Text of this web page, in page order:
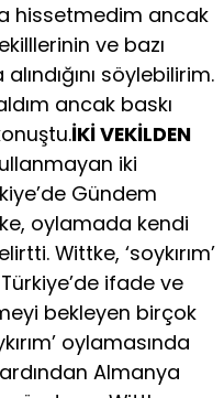
hissetmedim ancak
ve bazı
söylebilirim.
ancak baskı
İKİ VEKİLDEN
iki
Gündem
oylamada kendi
Wittke, ‘soykırım’
ifade ve
bekleyen birçok
oylamasında
Almanya